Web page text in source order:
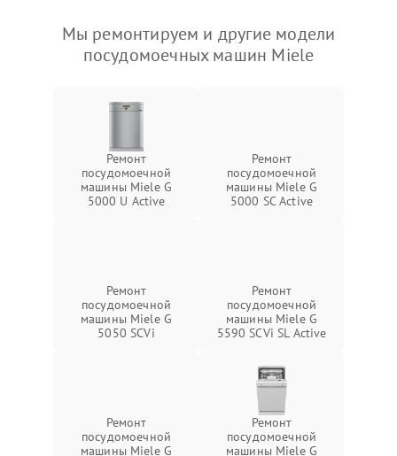
Мы ремонтируем и другие модели
посудомоечных машин Miele
Ремонт
посудомоечной
машины Miele G
5000 U Active
Ремонт
посудомоечной
машины Miele G
5000 SC Active
Ремонт
посудомоечной
машины Miele G
5050 SCVi
Ремонт
посудомоечной
машины Miele G
5590 SCVi SL Active
Ремонт
посудомоечной
машины Miele G
Ремонт
посудомоечной
машины Miele G